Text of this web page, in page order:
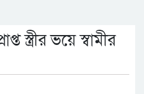
স্ত্রীর ভয়ে স্বামীর